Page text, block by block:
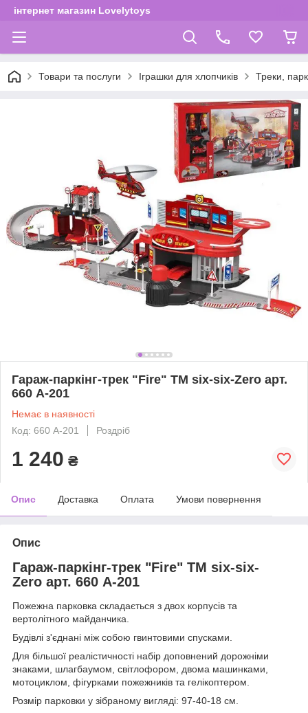
інтернет магазин Lovelytoys
Товари та послуги Іграшки для хлопчиків Треки,
Гараж-паркінг-трек "Fire" TM six-six-Zero арт.
660 А-201
Немає в наявності
Код: 660 А-201
Роздріб
1 240 ₴
Опис Доставка Оплата Умови повернення
Опис
Гараж-паркінг-трек "Fire" TM six-six-
Zero арт. 660 А-201
Пожежна парковка складається з двох корпусів та
вертолітного майданчика.
Будівлі з'єднані між собою гвинтовими спусками.
Для більшої реалістичності набір доповнений дорожніми
знаками, шлагбаумом, світлофором, двома машинками,
мотоциклом, фігурками пожежників та гелікоптером.
Розмір парковки у зібраному вигляді: 97-40-18 см.